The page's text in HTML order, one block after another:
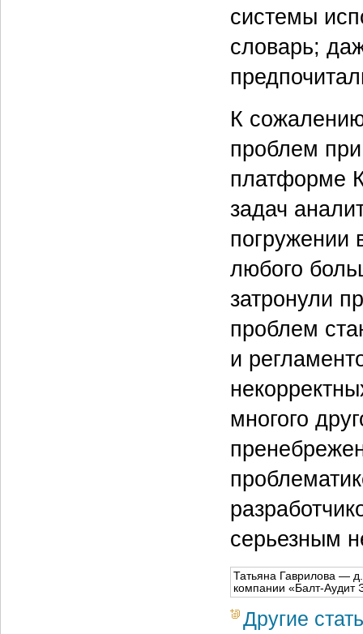
системы
словарь;
К
проблем
платформе
задач
погружении
любого
затронули
проблем
и
многого
серьезным
Татьяна Гаврилова —
компании «Балт-Аудит
Другие